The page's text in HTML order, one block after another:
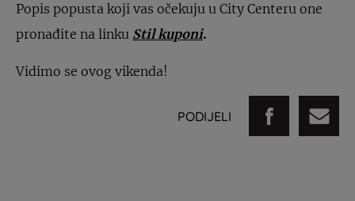
Popis popusta koji vas očekuju u City Centeru one
pronađite na linku Stil kuponi.
Vidimo se ovog vikenda!
PODIJELI